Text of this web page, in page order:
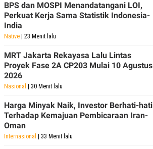
BPS dan MOSPI Menandatangani LOI,
Perkuat Kerja Sama Statistik Indonesia-
India
Native | 23 Menit lalu
MRT Jakarta Rekayasa Lalu Lintas
Proyek Fase 2A CP203 Mulai 10 Agustus
2026
Nasional | 30 Menit lalu
Harga Minyak Naik, Investor Berhati-hati
Terhadap Kemajuan Pembicaraan Iran-
Oman
Internasional | 33 Menit lalu